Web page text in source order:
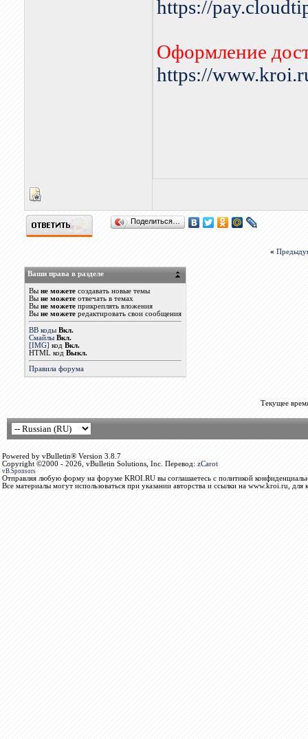
https://
Оформление
https://
Поделиться…
«
Ваши права в разделе
Вы не можетесоздавать новые темы
Вы не можетеотвечать в темах
Вы не можетеприкреплять вложения
Вы не можетередактировать свои сообщения
BB коды Вкл.
Смайлы Вкл.
[IMG] код Вкл.
HTML код Выкл.
Правила форума
Текущее
Powered by vBulletin® Version 3.8.7
Copyright ©2000 - 2026, vBulletin Solutions, Inc. Перевод: zCarot
vB.Sponsors
Отправляя любую форму на форуме KROI.RU вы соглашаетесь с политикой
Все материалы могут использоваться при указании авторства и ссылки на www.kroi.ru, для